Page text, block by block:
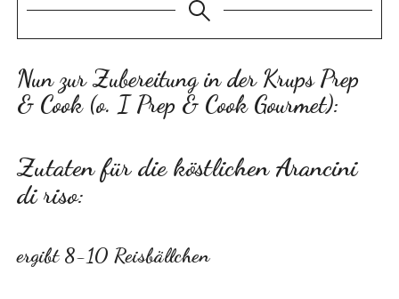
Nun zur Zubereitung in der Krups Prep
& Cook (o. I Prep & Cook Gourmet):
Zutaten für die köstlichen Arancini
di riso:
ergibt 8-10 Reisbällchen